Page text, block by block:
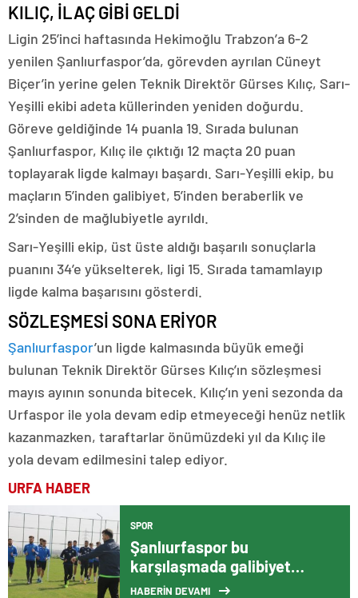
KILIÇ, İLAÇ GİBİ GELDİ
Ligin 25’inci haftasında Hekimoğlu Trabzon’a 6-2
yenilen Şanlıurfaspor’da, görevden ayrılan Cüneyt
Biçer’in yerine gelen Teknik Direktör Gürses Kılıç, Sarı-
Yeşilli ekibi adeta küllerinden yeniden doğurdu.
Göreve geldiğinde 14 puanla 19. Sırada bulunan
Şanlıurfaspor, Kılıç ile çıktığı 12 maçta 20 puan
toplayarak ligde kalmayı başardı. Sarı-Yeşilli ekip, bu
maçların 5’inden galibiyet, 5’inden beraberlik ve
2’sinden de mağlubiyetle ayrıldı.
Sarı-Yeşilli ekip, üst üste aldığı başarılı sonuçlarla
puanını 34’e yükselterek, ligi 15. Sırada tamamlayıp
ligde kalma başarısını gösterdi.
SÖZLEŞMESİ SONA ERİYOR
Şanlıurfaspor’un ligde kalmasında büyük emeği
bulunan Teknik Direktör Gürses Kılıç’ın sözleşmesi
mayıs ayının sonunda bitecek. Kılıç’ın yeni sezonda da
Urfaspor ile yola devam edip etmeyeceği henüz netlik
kazanmazken, taraftarlar önümüzdeki yıl da Kılıç ile
yola devam edilmesini talep ediyor.
URFA HABER
SPOR
Şanlıurfaspor bu
karşılaşmada galibiyet
peşinde
HABERİN DEVAMI